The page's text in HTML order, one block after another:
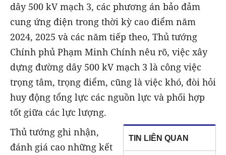
dây 500 kV mạch 3, các phương án bảo đảm
cung ứng điện trong thời kỳ cao điểm năm
2024, 2025 và các năm tiếp theo, Thủ tướng
Chính phủ Phạm Minh Chính nêu rõ, việc xây
dựng đường dây 500 kV mạch 3 là công việc
trọng tâm, trọng điểm, cũng là việc khó, đòi hỏi
huy động tổng lực các nguồn lực và phối hợp
tốt giữa các lực lượng.
TIN LIÊN QUAN
Thủ tướng ghi nhận,
đánh giá cao những kết